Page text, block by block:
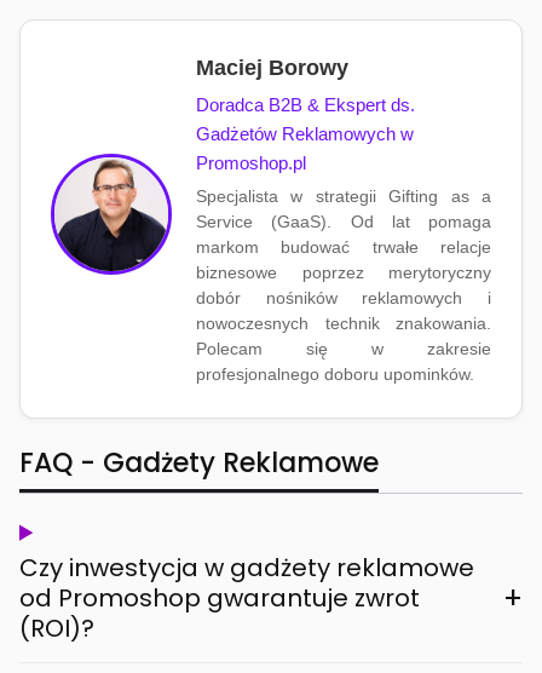
Maciej Borowy
Doradca B2B & Ekspert ds.
Gadżetów Reklamowych w
Promoshop.pl
Specjalista w strategii Gifting as a
Service (GaaS). Od lat pomaga
markom budować trwałe relacje
biznesowe poprzez merytoryczny
dobór nośników reklamowych i
nowoczesnych technik znakowania.
Polecam się w zakresie
profesjonalnego doboru upominków.
FAQ - Gadżety Reklamowe
Czy inwestycja w gadżety reklamowe
od Promoshop gwarantuje zwrot
(ROI)?
+